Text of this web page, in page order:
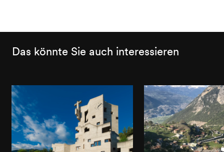
Das könnte Sie auch interessieren